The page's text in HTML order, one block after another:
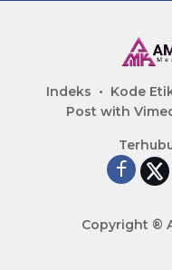
Indeks Kode
Post with
Copyright ®